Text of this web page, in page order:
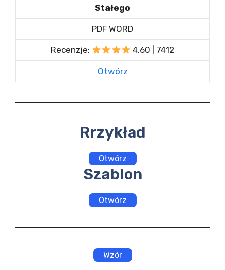
Stałego
PDF WORD
Recenzje: 4.60 | 7412
Otwórz
Rrzykład
Otwórz
Szablon
Otwórz
Wzór